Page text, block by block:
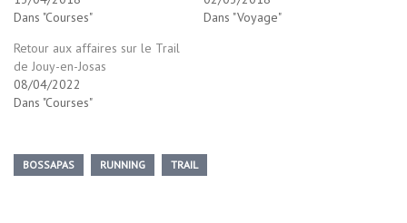
Dans "Courses"
Dans "Voyage"
Retour aux affaires sur le Trail
de Jouy-en-Josas
08/04/2022
Dans "Courses"
BOSSAPAS RUNNING TRAIL